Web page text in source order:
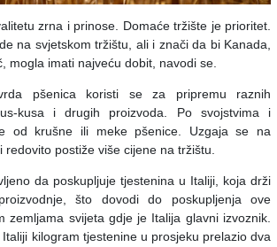
zrna i prinose. Domaće tržište je prioritet.
na svjetskom tržištu, ali i znači da bi Kanada,
mogla imati najveću dobit, navodi se.
pšenica koristi se za pripremu raznih
kusa i drugih proizvoda. Po svojstvima i
od krušne ili meke pšenice. Uzgaja se na
redovito postiže više cijene na tržištu.
da poskupljuje tjestenina u Italiji, koja drži
što dovodi do poskupljenja ove
zemljama svijeta gdje je Italija glavni izvoznik.
kilogram tjestenine u prosjeku prelazio dva